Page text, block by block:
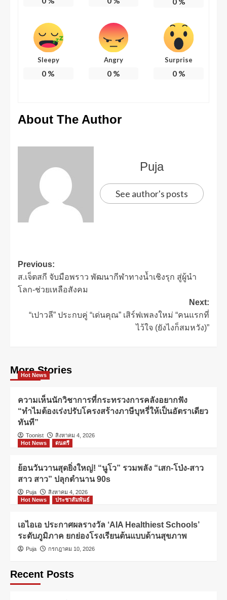
Sleepy
0 %
Angry
0%
Surprise
0%
About The Author
Puja
See author's posts
Previous:
ส.เจ็ตสกี จับมือพราว พัฒนากีฬาทางน้ำเชิงรุก สู่ผู้นำ
โลก-ช่วยเหลือสังคม
Next:
“เปาวลี” ประกบคู่ “เด่นคุณ” เสิร์ฟเพลงใหม่ “คนแรกที่
ไว้ใจ (ยังไงก็สมหวัง)”
More Stories
Hot News
ความเห็นนักวิชาการที่กระทรวงการคลังอยากฟัง
“ทำไมต้องเร่งปรับโครงสร้างภาษีบุหรี่ให้เป็นอัตราเดียว
ทันที”
Toonist
สิงหาคม 4, 2026
Hot News
ดนตรี
ย้อนวันวานสุดยิ่งใหญ่! “นูโว” รวมพลัง “เสก-โป่ง-สาว
สาว สาว” ปลุกตำนาน 90s
Puja
สิงหาคม 4, 2026
Hot News
ประชาสัมพันธ์
เอไอเอ ประกาศผลรางวัล ‘AIA Healthiest Schools’
ระดับภูมิภาค ยกย่องโรงเรียนต้นแบบด้านสุขภาพ
Puja กรกฎาคม 10, 2026
Recent Posts